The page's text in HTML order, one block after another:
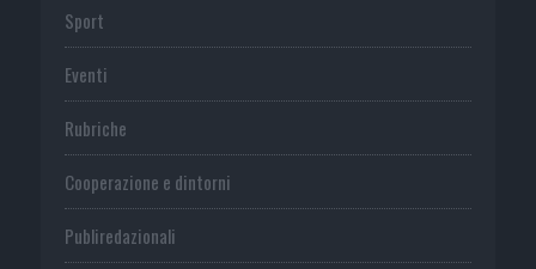
Sport
Eventi
Rubriche
Cooperazione e dintorni
Publiredazionali